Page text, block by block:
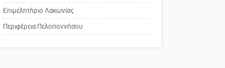
Το δικό σας σχόλιο:
Παράδειγμα κοινωνικής
Επιμελητήριο Λακωνίας
Περιφέρεια Πελοποννήσου